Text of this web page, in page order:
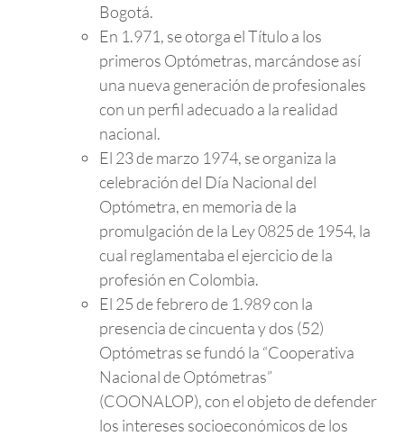
Bogotá.
En 1.971, se otorga el Título a los
primeros Optómetras, marcándose así
una nueva generación de profesionales
con un perfil adecuado a la realidad
nacional.
El 23 de marzo 1974, se organiza la
celebración del Día Nacional del
Optómetra, en memoria de la
promulgación de la Ley 0825 de 1954, la
cual reglamentaba el ejercicio de la
profesión en Colombia.
El 25 de febrero de 1.989 con la
presencia de cincuenta y dos (52)
Optómetras se fundó la “Cooperativa
Nacional de Optómetras”
(COONALOP), con el objeto de defender
los intereses socioeconómicos de los